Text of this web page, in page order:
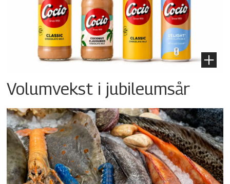
Volumvekst i jubileumsår